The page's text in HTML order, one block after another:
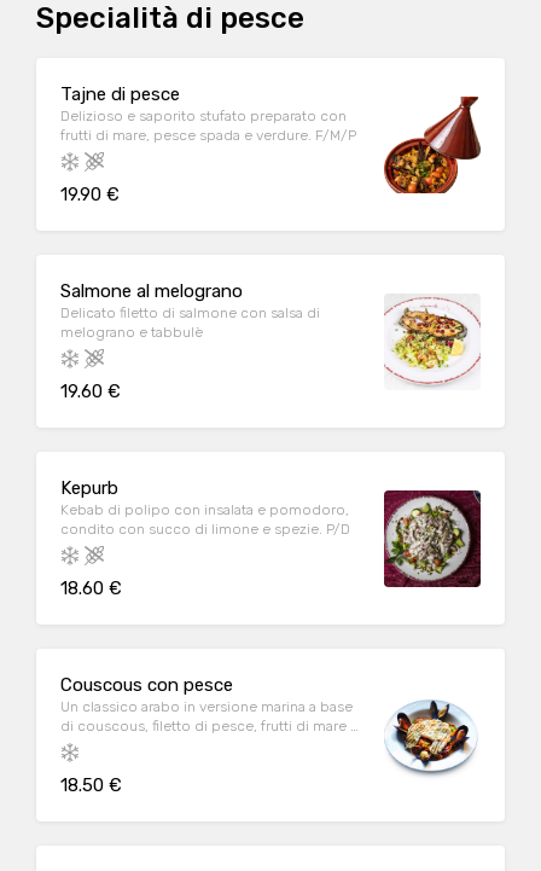
Specialità di pesce
Tajne di pesce
Delizioso e saporito stufato preparato con
frutti di mare, pesce spada e verdure. F/M/P
19.90 €
Salmone al melograno
Delicato filetto di salmone con salsa di
melograno e tabbulè
19.60 €
Kepurb
Kebab di polipo con insalata e pomodoro,
condito con succo di limone e spezie. P/D
18.60 €
Couscous con pesce
Un classico arabo in versione marina a base
di couscous, filetto di pesce, frutti di mare e
pomodoro. A/M/P
18.50 €